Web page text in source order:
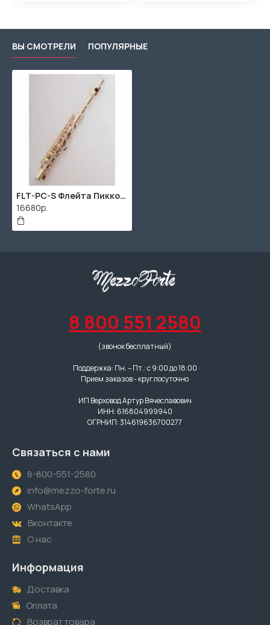
ВЫ СМОТРЕЛИ ПОПУЛЯРНЫЕ
FLT-PC-S Флейта Пикколо Conductor
16680р.
8 800 551 2580
(звонок бесплатный)
Поддержка: Пн. – Пт.: с 9:00 до 18:00
Прием заказов - круглосуточно
ИП Верховод Артур Вячеславович
ИНН: 616804999940
ОГРНИП: 314619636700277
Связаться с нами
8-800-551-2580
info@mezzo-forte.ru
WhatsApp
Вконтакте
О нас
Информация
Доставка
Оплата
Возврат товара